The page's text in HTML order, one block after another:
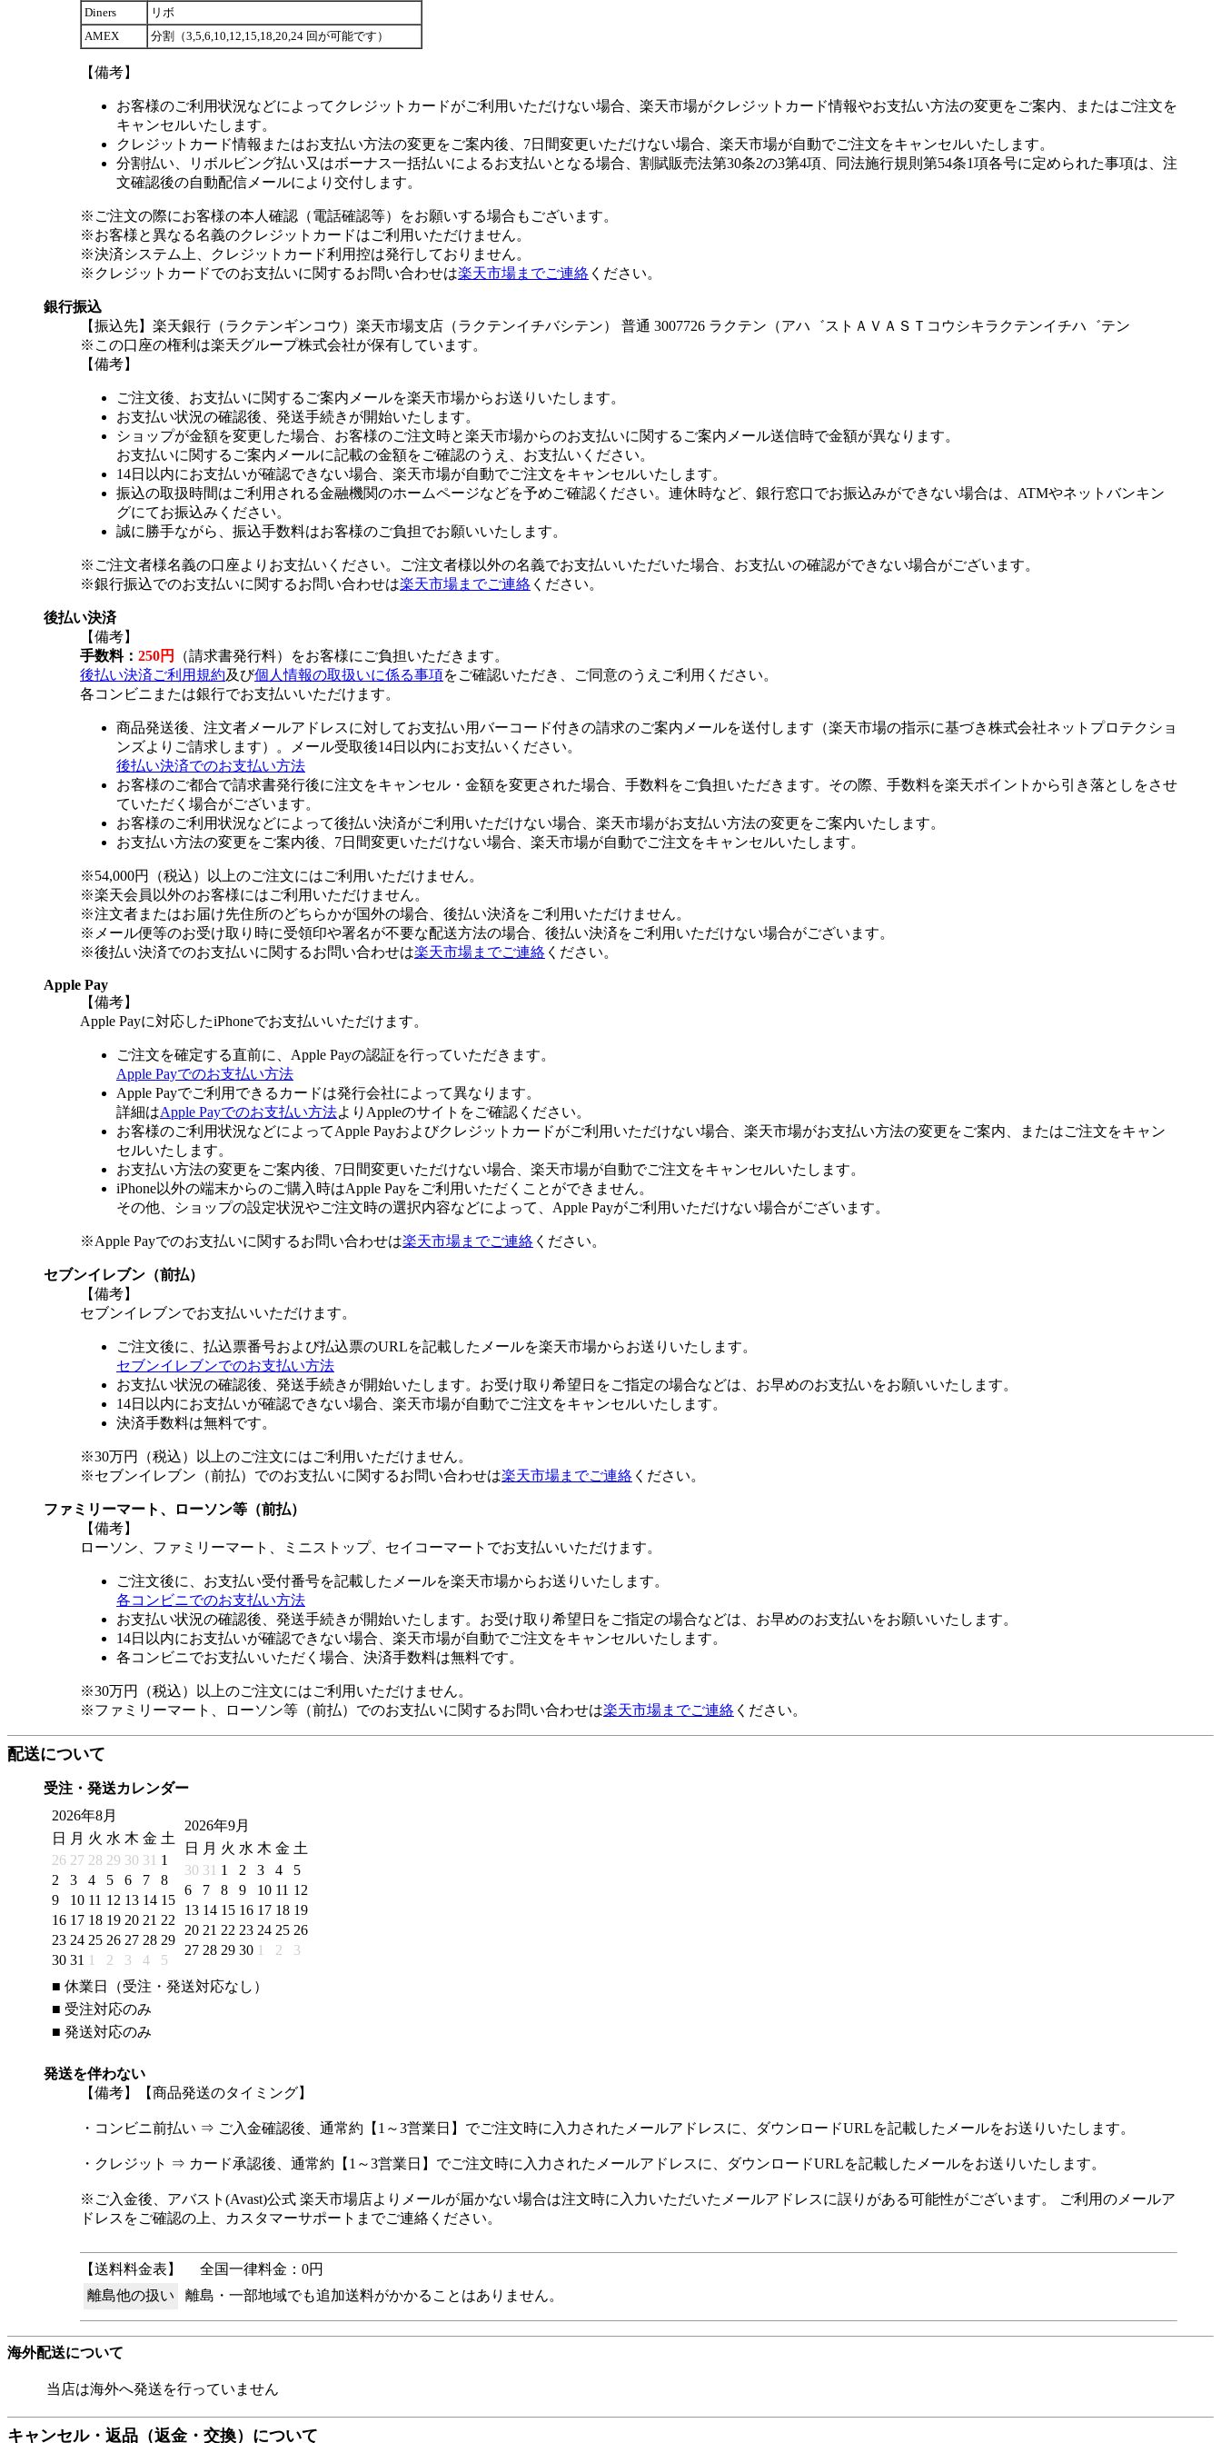
Diners
リボ
AMEX
分割（3,5,6,10,12,15,18,20,24 回が可能です）
【備考】
お客様のご利用状況などによってクレジットカードがご利用いただけない場合、楽天市場がクレジットカード情報やお支払い方法の変更をご案内、またはご注文を
キャンセルいたします。
クレジットカード情報またはお支払い方法の変更をご案内後、7日間変更いただけない場合、楽天市場が自動でご注文をキャンセルいたします。
分割払い、リボルビング払い又はボーナス一括払いによるお支払いとなる場合、割賦販売法第30条2の3第4項、同法施行規則第54条1項各号に定められた事項は、注
文確認後の自動配信メールにより交付します。
※ご注文の際にお客様の本人確認（電話確認等）をお願いする場合もございます。
※お客様と異なる名義のクレジットカードはご利用いただけません。
※決済システム上、クレジットカード利用控は発行しておりません。
※クレジットカードでのお支払いに関するお問い合わせは楽天市場までご連絡 ください。
銀行振込
【振込先】楽天銀行（ラクテンギンコウ）楽天市場支店（ラクテンイチバシテン） 普通 3007726 ラクテン（アハ゛ストＡＶＡＳＴコウシキラクテンイチハ゛テン
※この口座の権利は楽天グループ株式会社が保有しています。
【備考】
ご注文後、お支払いに関するご案内メールを楽天市場からお送りいたします。
お支払い状況の確認後、発送手続きが開始いたします。
ショップが金額を変更した場合、お客様のご注文時と楽天市場からのお支払いに関するご案内メール送信時で金額が異なります。
お支払いに関するご案内メールに記載の金額をご確認のうえ、お支払いください。
14日以内にお支払いが確認できない場合、楽天市場が自動でご注文をキャンセルいたします。
振込の取扱時間はご利用される金融機関のホームページなどを予めご確認ください。連休時など、銀行窓口でお振込みができない場合は、ATMやネットバンキン
グにてお振込みください。
誠に勝手ながら、振込手数料はお客様のご負担でお願いいたします。
※ご注文者様名義の口座よりお支払いください。ご注文者様以外の名義でお支払いいただいた場合、お支払いの確認ができない場合がございます。
※銀行振込でのお支払いに関するお問い合わせは楽天市場までご連絡 ください。
後払い決済
【備考】
手数料： 250円
（請求書発行料）をお客様にご負担いただきます。
後払い決済ご利用規約及び個人情報の取扱いに係る事項をご確認いただき、ご同意のうえご利用ください。
各コンビニまたは銀行でお支払いいただけます。
商品発送後、注文者メールアドレスに対してお支払い用バーコード付きの請求のご案内メールを送付します（楽天市場の指示に基づき株式会社ネットプロテクショ
ンズよりご請求します）。メール受取後14日以内にお支払いください。
後払い決済でのお支払い方法
お客様のご都合で請求書発行後に注文をキャンセル・金額を変更された場合、手数料をご負担いただきます。その際、手数料を楽天ポイントから引き落としをさせ
ていただく場合がございます。
お客様のご利用状況などによって後払い決済がご利用いただけない場合、楽天市場がお支払い方法の変更をご案内いたします。
お支払い方法の変更をご案内後、7日間変更いただけない場合、楽天市場が自動でご注文をキャンセルいたします。
※54,000円（税込）以上のご注文にはご利用いただけません。
※楽天会員以外のお客様にはご利用いただけません。
※注文者またはお届け先住所のどちらかが国外の場合、後払い決済をご利用いただけません。
※メール便等のお受け取り時に受領印や署名が不要な配送方法の場合、後払い決済をご利用いただけない場合がございます。
※後払い決済でのお支払いに関するお問い合わせは楽天市場までご連絡 ください。
Apple Pay
【備考】
Apple Payに対応したiPhoneでお支払いいただけます。
ご注文を確定する直前に、Apple Payの認証を行っていただきます。
Apple Payでのお支払い方法
Apple Payでご利用できるカードは発行会社によって異なります。
詳細はApple Payでのお支払い方法よりAppleのサイトをご確認ください。
お客様のご利用状況などによってApple Payおよびクレジットカードがご利用いただけない場合、楽天市場がお支払い方法の変更をご案内、またはご注文をキャン
セルいたします。
お支払い方法の変更をご案内後、7日間変更いただけない場合、楽天市場が自動でご注文をキャンセルいたします。
iPhone以外の端末からのご購入時はApple Payをご利用いただくことができません。
その他、ショップの設定状況やご注文時の選択内容などによって、Apple Payがご利用いただけない場合がございます。
※Apple Payでのお支払いに関するお問い合わせは楽天市場までご連絡 ください。
セブンイレブン（前払）
【備考】
セブンイレブンでお支払いいただけます。
ご注文後に、払込票番号および払込票のURLを記載したメールを楽天市場からお送りいたします。
セブンイレブンでのお支払い方法
お支払い状況の確認後、発送手続きが開始いたします。お受け取り希望日をご指定の場合などは、お早めのお支払いをお願いいたします。
14日以内にお支払いが確認できない場合、楽天市場が自動でご注文をキャンセルいたします。
決済手数料は無料です。
※30万円（税込）以上のご注文にはご利用いただけません。
※セブンイレブン（前払）でのお支払いに関するお問い合わせは楽天市場までご連絡 ください。
ファミリーマート、ローソン等（前払）
【備考】
ローソン、ファミリーマート、ミニストップ、セイコーマートでお支払いいただけます。
ご注文後に、お支払い受付番号を記載したメールを楽天市場からお送りいたします。
各コンビニでのお支払い方法
お支払い状況の確認後、発送手続きが開始いたします。お受け取り希望日をご指定の場合などは、お早めのお支払いをお願いいたします。
14日以内にお支払いが確認できない場合、楽天市場が自動でご注文をキャンセルいたします。
各コンビニでお支払いいただく場合、決済手数料は無料です。
※30万円（税込）以上のご注文にはご利用いただけません。
※ファミリーマート、ローソン等（前払）でのお支払いに関するお問い合わせは楽天市場までご連絡 ください。
配送について
受注・発送カレンダー
2026年8月
日
月 火 水 木 金 土
26 27 28 29 30 31 1
2
3 4 5 6 7
8
9
10 11 12 13 14 15
16 17 18 19 20 21 22
23 24 25 26 27 28 29
30 31 1 2 3 4 5
2026年9月
日
月 火 水 木 金 土
30 31 1 2 3 4
5
6
7 8 9 10 11 12
13 14 15 16 17 18 19
20 21 22 23 24 25 26
27 28 29 30 1 2 3
■ 休業日（受注・発送対応なし）
■ 受注対応のみ
■ 発送対応のみ
発送を伴わない
【備考】【商品発送のタイミング】
・コンビニ前払い ⇒ ご入金確認後、通常約【1～3営業日】でご注文時に入力されたメールアドレスに、ダウンロードURLを記載したメールをお送りいたします。
・クレジット ⇒ カード承認後、通常約【1～3営業日】でご注文時に入力されたメールアドレスに、ダウンロードURLを記載したメールをお送りいたします。
※ご入金後、アバスト(Avast)公式 楽天市場店よりメールが届かない場合は注文時に入力いただいたメールアドレスに誤りがある可能性がございます。 ご利用のメールア
ドレスをご確認の上、カスタマーサポートまでご連絡ください。
【送料料金表】
全国一律料金：0円
離島他の扱い
離島・一部地域でも追加送料がかかることはありません。
海外配送について
当店は海外へ発送を行っていません
キャンセル・返品（返金・交換）について